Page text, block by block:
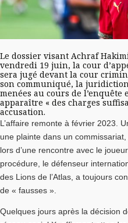
Le dossier visant Achraf
vendredi 19 juin, la cour
sera jugé devant la cour
son communiqué, la
menées au cours de
apparaître « des charges
accusation.
L’affaire remonte à février 2023.
une plainte dans un
lors d’une rencontre avec le
procédure, le défenseur
des Lions de l’Atlas, a toujours
de « fausses ».
Quelques jours après la décision